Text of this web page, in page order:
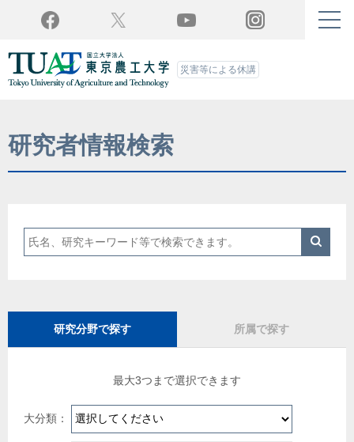
Facebook YouTube Instagram
災害等による休講
研究者情報検索
研究分野で探す 所属で探す
最大3つまで選択できます